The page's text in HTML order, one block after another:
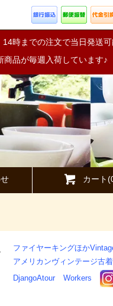
14時までの注文で当日発送
商品が毎週入荷しています♪
カート
ファイヤーキングほか
アメリカンヴィンテージ古着
DjangoAtour
Workers